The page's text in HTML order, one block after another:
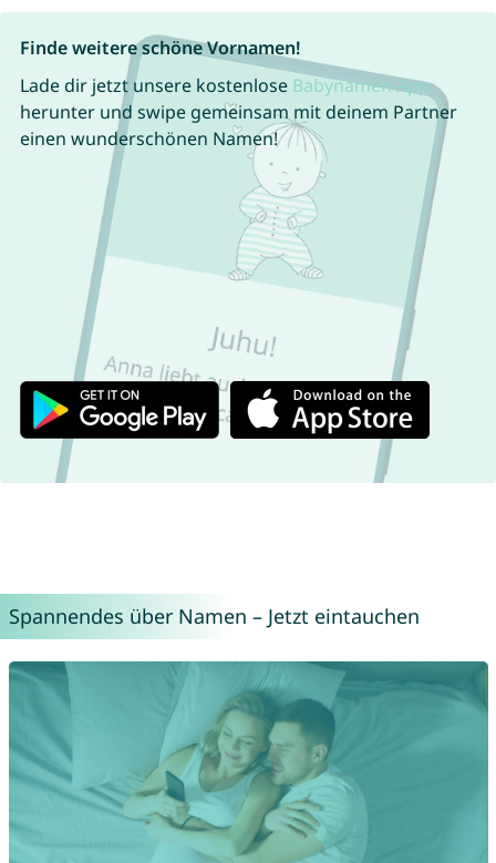
Finde weitere schöne Vornamen!
Lade dir jetzt unsere kostenlose Babynamen App
herunter und swipe gemeinsam mit deinem Partner
einen wunderschönen Namen!
Spannendes über Namen – Jetzt eintauchen